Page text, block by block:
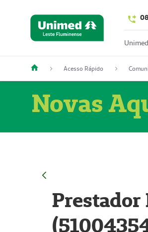
Acesso Rápido
Novas
Prestador